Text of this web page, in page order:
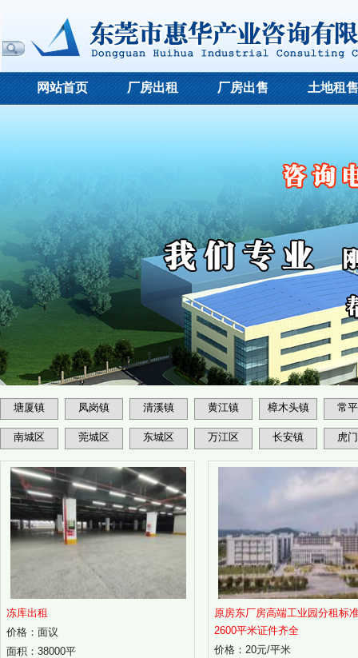
网站首页 厂房出租 厂房出售 土地租售
塘厦镇 凤岗镇 清溪镇 黄江镇 樟木头镇 常
南城区 莞城区 东城区 万江区 长安镇 虎
冻库出租
价格：面议
面积：38000平
原房东厂房高端工业园分租标
2600平米证件齐全
价格：20元/平米